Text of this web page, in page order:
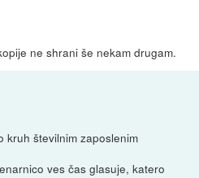
ne shrani še nekam drugam.
kruh številnim zaposlenim
ves čas glasuje, katero